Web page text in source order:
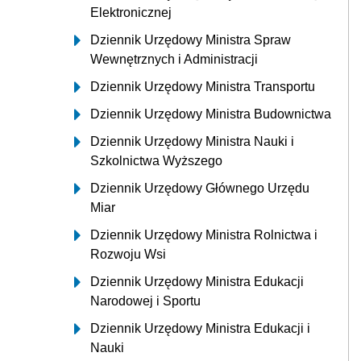
Elektronicznej
Dziennik Urzędowy Ministra Spraw
Wewnętrznych i Administracji
Dziennik Urzędowy Ministra Transportu
Dziennik Urzędowy Ministra Budownictwa
Dziennik Urzędowy Ministra Nauki i
Szkolnictwa Wyższego
Dziennik Urzędowy Głównego Urzędu
Miar
Dziennik Urzędowy Ministra Rolnictwa i
Rozwoju Wsi
Dziennik Urzędowy Ministra Edukacji
Narodowej i Sportu
Dziennik Urzędowy Ministra Edukacji i
Nauki